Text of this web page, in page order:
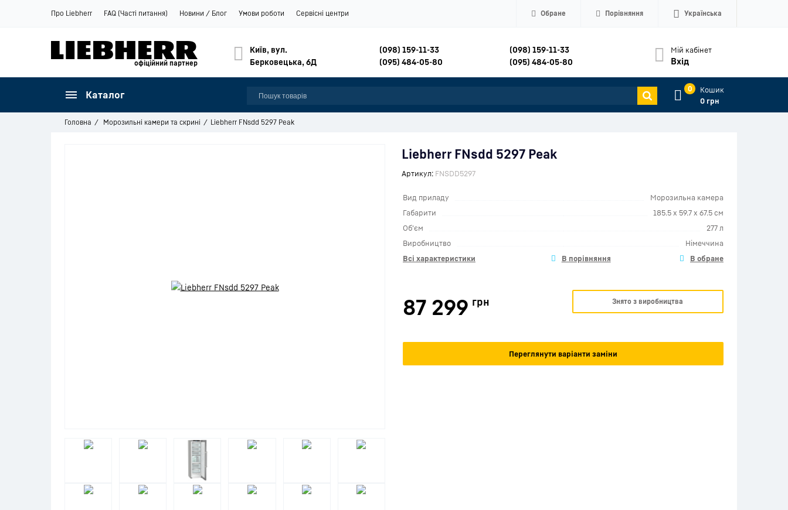
Про Liebherr FAQ (Часті питання) Новини / Блог Умови роботи Сервісні центри Обране Порівняння Українська
офіційний партнер
Мій кабінет
Вхід
Київ, вул.
Берковецька, 6Д
(098) 159-11-33
(095) 484-05-80
(098) 159-11-33
(095) 484-05-80
0
Кошик
0 грн
Каталог
Головна Морозильні камери та скрині Liebherr FNsdd 5297 Peak
Liebherr FNsdd 5297 Peak
Артикул: FNSDD5297
Вид приладу
Морозильна камера
Габарити
185.5 x 59.7 x 67.5 см
Об'єм
277 л
Виробництво
Німеччина
Всі характеристики
87 299 грн Знято з виробництва
Переглянути варіанти заміни